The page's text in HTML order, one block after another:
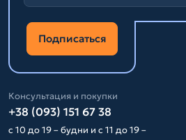
Подписаться
Консультация и покупки
+38 (093) 151 67 38
с 10 до 19 – будни и с 11 до 19 –